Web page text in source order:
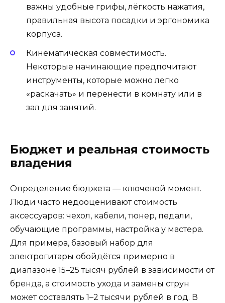
важны удобные грифы, лёгкость нажатия,
правильная высота посадки и эргономика
корпуса.
Кинематическая совместимость.
Некоторые начинающие предпочитают
инструменты, которые можно легко
«раскачать» и перенести в комнату или в
зал для занятий.
Бюджет и реальная стоимость
владения
Определение бюджета — ключевой момент.
Люди часто недооценивают стоимость
аксессуаров: чехол, кабели, тюнер, педали,
обучающие программы, настройка у мастера.
Для примера, базовый набор для
электрогитары обойдётся примерно в
диапазоне 15–25 тысяч рублей в зависимости от
бренда, а стоимость ухода и замены струн
может составлять 1–2 тысячи рублей в год. В